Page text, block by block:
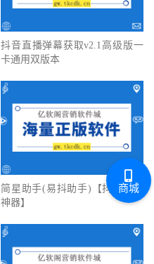
抖音直播弹幕获取v2.1高级版一
卡通用双版本
简星助手(易抖助手)【抖音铺助
神器】
商城